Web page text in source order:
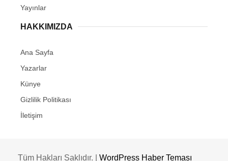
Yayınlar
HAKKIMIZDA
Ana Sayfa
Yazarlar
Künye
Gizlilik Politikası
İletişim
Tüm Hakları Saklıdır. | WordPress Haber Teması